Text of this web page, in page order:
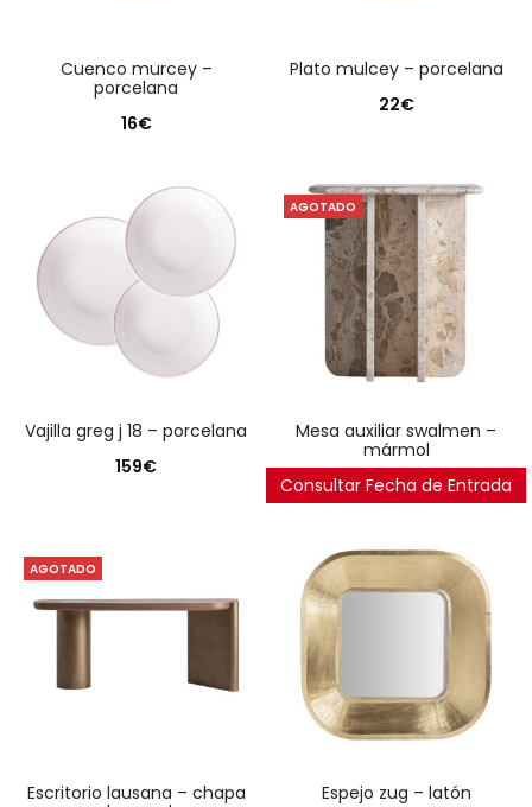
cuenco murcey –
porcelana
16€
plato mulcey – porcelana
22€
vajilla greg j 18 – porcelana
159€
AGOTADO
mesa auxiliar swalmen –
mármol
380€
Consultar Fecha de Entrada
AGOTADO
escritorio lausana – chapa
espejo zug – latón